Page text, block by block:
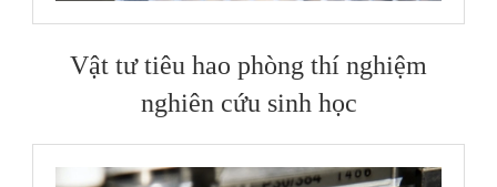
Vật tư tiêu hao phòng thí nghiệm
nghiên cứu sinh học